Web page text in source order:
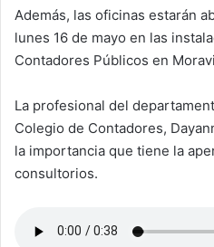
Además, las oficinas estarán
lunes 16 de mayo en las
Contadores Públicos en
La profesional del
Colegio de Contadores,
la importancia que tiene la
consultorios.